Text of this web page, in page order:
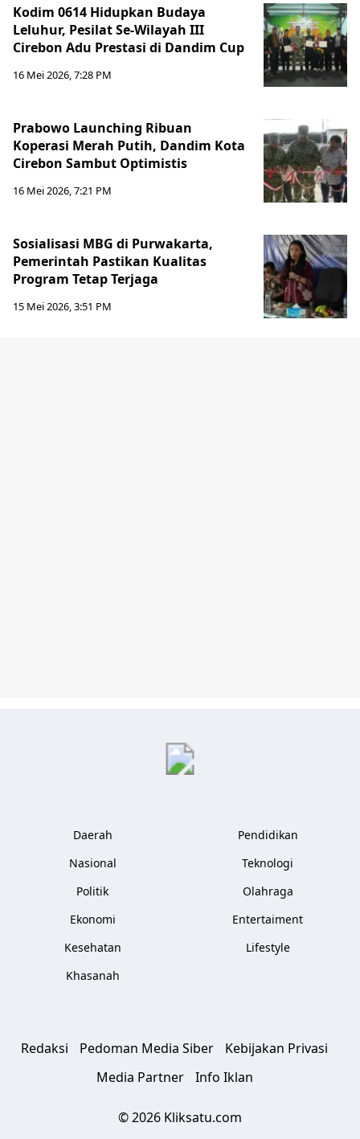
Kodim 0614 Hidupkan Budaya
Leluhur, Pesilat Se-Wilayah III
Cirebon Adu Prestasi di Dandim Cup
16 Mei 2026, 7:28 PM
Prabowo Launching Ribuan
Koperasi Merah Putih, Dandim Kota
Cirebon Sambut Optimistis
16 Mei 2026, 7:21 PM
Sosialisasi MBG di Purwakarta,
Pemerintah Pastikan Kualitas
Program Tetap Terjaga
15 Mei 2026, 3:51 PM
Daerah
Nasional
Politik
Ekonomi
Kesehatan
Khasanah
Pendidikan
Teknologi
Olahraga
Entertaiment
Lifestyle
Redaksi Pedoman Media Siber
Kebijakan Privasi
Media Partner
Info Iklan
© 2026 Kliksatu.com